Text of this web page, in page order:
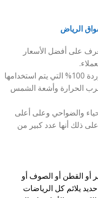
الرياض
على أفضل الأسعار
لدينا كل مواد العزل المضمونة والمستوردة 100% التي يتم استخدامها
الحرارة وأشعة الشمس
والضواحي وعلى أعلى
ذلك أنها عدد كبير من
أو القطن أو الصوف أو
يلائم كل الرياضات